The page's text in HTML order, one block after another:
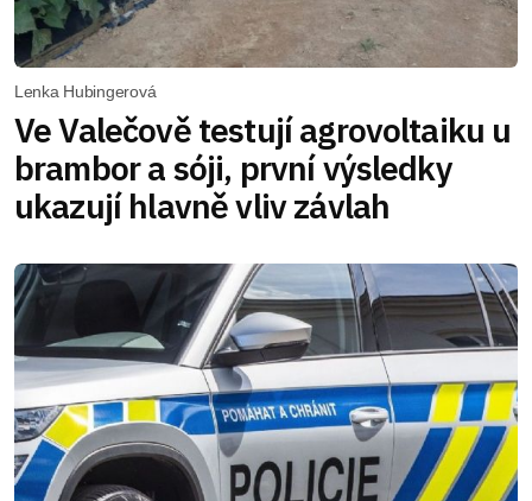
Lenka Hubingerová
Ve Valečově testují agrovoltaiku u
brambor a sóji, první výsledky
ukazují hlavně vliv závlah